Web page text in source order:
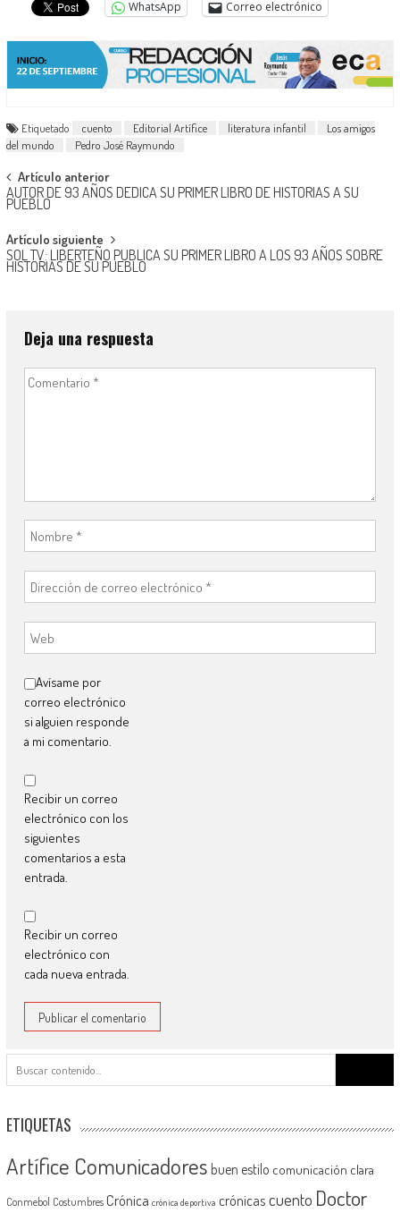
WhatsApp Correo electrónico
Etiquetado cuento Editorial Artífice literatura infantil
Los amigos
del mundo
Pedro José Raymundo
Navegación
de
entradas
Artículo anterior
AUTOR DE 93 AÑOS DEDICA SU PRIMER LIBRO DE HISTORIAS A SU
PUEBLO
Artículo siguiente
SOL TV: LIBERTEÑO PUBLICA SU PRIMER LIBRO A LOS 93 AÑOS SOBRE
HISTORIAS DE SU PUEBLO
Deja una respuesta
Avísame por
correo electrónico
si alguien responde
a mi comentario.
Recibir un correo
electrónico con los
siguientes
comentarios a esta
entrada.
Recibir un correo
electrónico con
cada nueva entrada.
ETIQUETAS
Artífice Comunicadores buen estilo comunicación clara
Conmebol Costumbres Crónica crónica deportiva crónicascuento Doctor